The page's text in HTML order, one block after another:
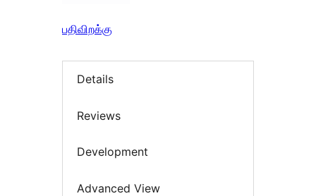
பதிவிறக்கு
Details
Reviews
Development
Advanced View